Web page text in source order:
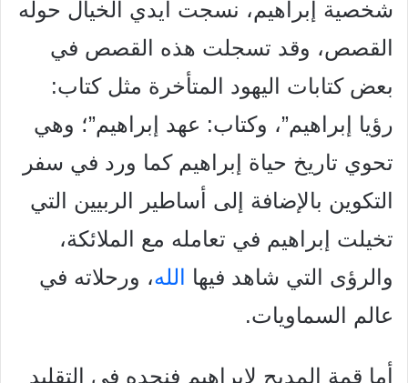
شخصية إبراهيم، نسجت أيدي الخيال حوله
القصص، وقد تسجلت هذه القصص في
بعض كتابات اليهود المتأخرة مثل كتاب:
رؤيا إبراهيم”، وكتاب: عهد إبراهيم”؛ وهي
تحوي تاريخ حياة إبراهيم كما ورد في سفر
التكوين بالإضافة إلى أساطير الربيين التي
تخيلت إبراهيم في تعامله مع الملائكة،
والرؤى التي شاهد فيها الله، ورحلاته في
عالم السماويات.
أما قمة المديح لإبراهيم فنجده في التقليد